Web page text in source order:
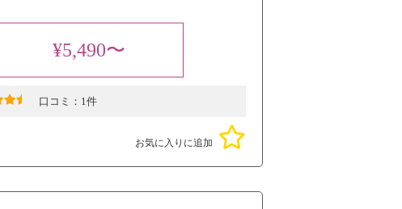
¥5,490〜
口コミ： 1件
お気に入りに追加